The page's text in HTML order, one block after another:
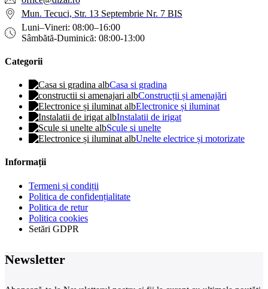
Mun. Tecuci, Str. 13 Septembrie Nr. 7 BIS
Luni–Vineri: 08:00–16:00
Sâmbătă-Duminică: 08:00-13:00
Categorii
Casa si gradina
Construcții și amenajări
Electronice și iluminat
Instalatii de irigat
Scule si unelte
Unelte electrice și motorizate
Informații
Termeni și condiții
Politica de confidențialitate
Politica de retur
Politica cookies
Setări GDPR
Newsletter